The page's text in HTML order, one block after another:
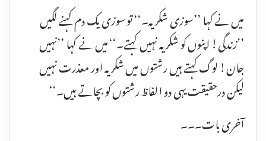
میں نے کہا ’’سوزی شکریہ۔‘‘ تو سوزی یک دم کہنے لگیں
’’زندگی! اپنوں کو شکریہ نہیں کہتے۔‘‘ میں نے کہا ’’نہیں
جان! لوگ کہتے ہیں رشتوں میں شکریہ اور معذرت نہیں
لیکن درحقیقت یہی دو الفاظ رشتوں کو بچاتے ہیں۔‘‘
آخری بات۔۔۔